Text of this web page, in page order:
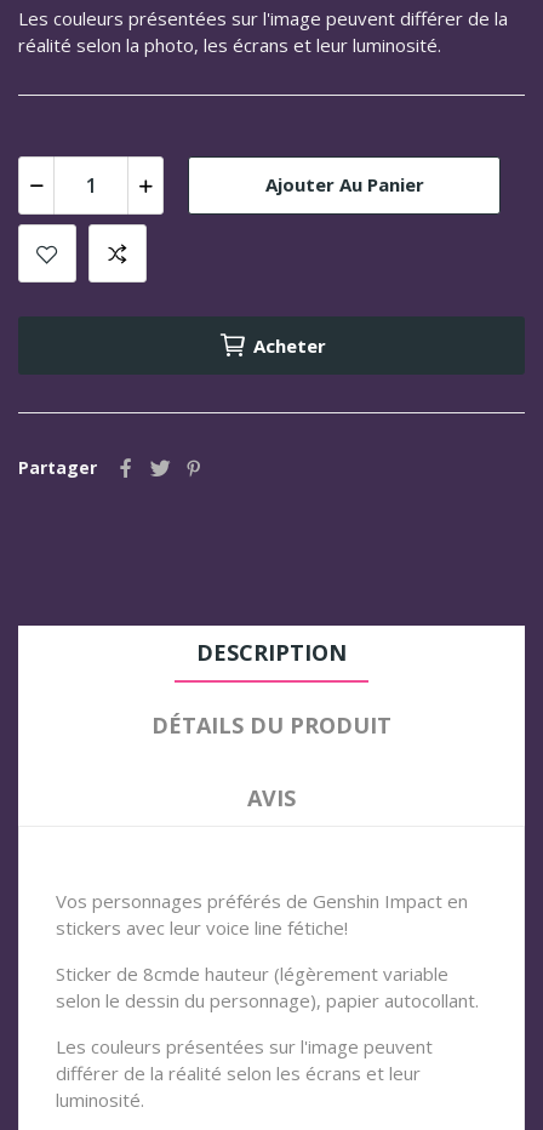
Les couleurs présentées sur l'image peuvent différer de la
réalité selon la photo, les écrans et leur luminosité.
Ajouter Au Panier
Acheter
Partager
DESCRIPTION
DÉTAILS DU PRODUIT
AVIS
Vos personnages préférés de Genshin Impact en
stickers avec leur voice line fétiche!
Sticker de 8cmde hauteur (légèrement variable
selon le dessin du personnage), papier autocollant.
Les couleurs présentées sur l'image peuvent
différer de la réalité selon les écrans et leur
luminosité.